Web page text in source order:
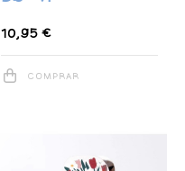
10,95 €
COMPRAR